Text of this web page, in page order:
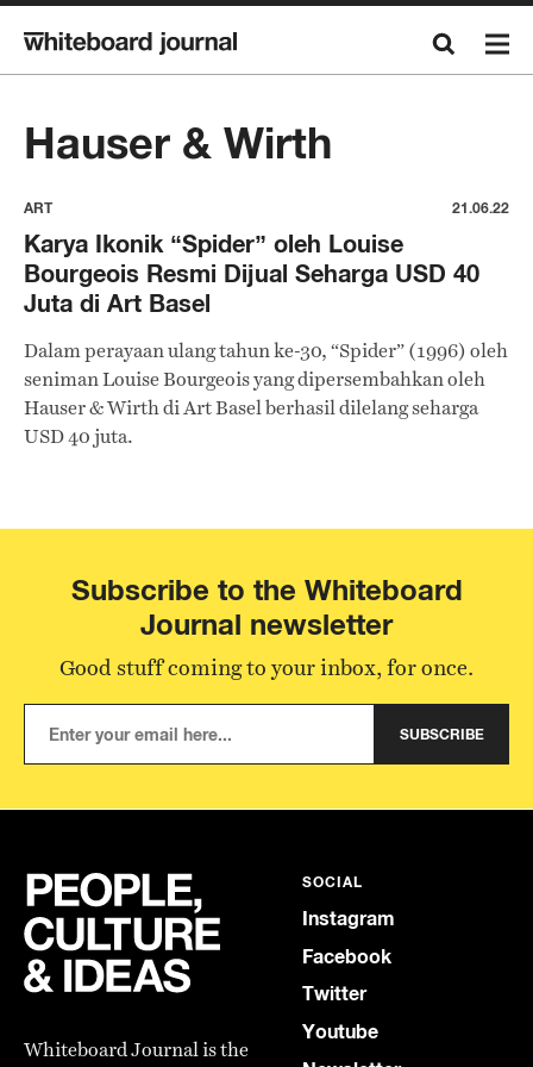
Hauser & Wirth
ART 21.06.22
Karya Ikonik “Spider” oleh Louise
Bourgeois Resmi Dijual Seharga USD 40
Juta di Art Basel
Dalam perayaan ulang tahun ke-30, “Spider” (1996) oleh
seniman Louise Bourgeois yang dipersembahkan oleh
Hauser & Wirth di Art Basel berhasil dilelang seharga
USD 40 juta.
Subscribe to the Whiteboard
Journal newsletter
Good stuff coming to your inbox, for once.
SUBSCRIBE
Whiteboard Journal is the
SOCIAL
Instagram
Facebook
Twitter
Youtube